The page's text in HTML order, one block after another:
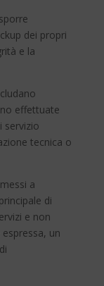
dei propri
e la
effettuate
servizio
tecnica o
a
di
e non
un